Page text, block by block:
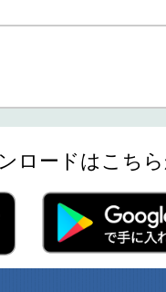
ロードはこち